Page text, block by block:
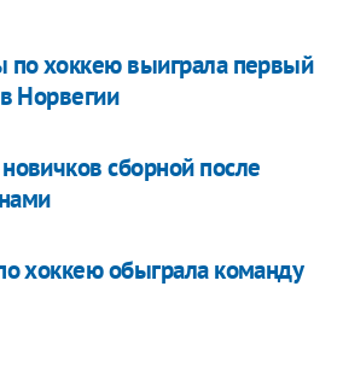
по хоккею выиграла первый
Норвегии
сборной после
хоккею обыграла команду